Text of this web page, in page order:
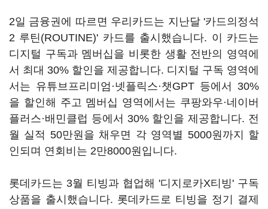
2일 금융권에 따르면 우리카드는 지난달 '카드의정석
2 루틴(ROUTINE)' 카드를 출시했습니다. 이 카드는
디지털 구독과 멤버십을 비롯한 생활 전반의 영역에
서 최대 30% 할인을 제공합니다. 디지털 구독 영역에
서는 유튜브프리미엄·넷플릭스·챗GPT 등에서 30%
을 할인해 주고 멤버십 영역에서는 쿠팡와우·네이버
플러스·배민클럽 등에서 30% 할인을 제공합니다. 전
월 실적 50만원을 채우면 각 영역별 5000원까지 할
인되며 연회비는 2만8000원입니다.
롯데카드는 3월 티빙과 협업해 '디지로카X티빙' 구독
상품을 출시했습니다. 롯데카드로 티빙을 정기 결제